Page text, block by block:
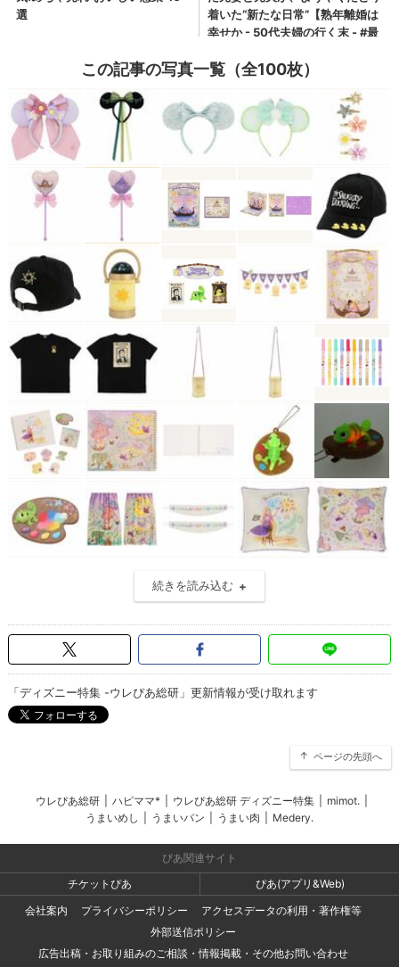
この記事の写真一覧（全100枚）
続きを読み込む
「ディズニー特集 -ウレぴあ総研」更新情報が受け取れます
ページの先頭へ
ウレぴあ総研 ハピママ* ウレぴあ総研 ディズニー特集 mimot.
うまいめし
うまいパン うまい肉 Medery.
ぴあ関連サイト
チケットぴあ
ぴあ(アプリ&Web)
会社案内
プライバシーポリシー
アクセスデータの利用・著作権等
外部送信ポリシー
広告出稿・お取り組みのご相談・情報掲載・その他お問い合わせ